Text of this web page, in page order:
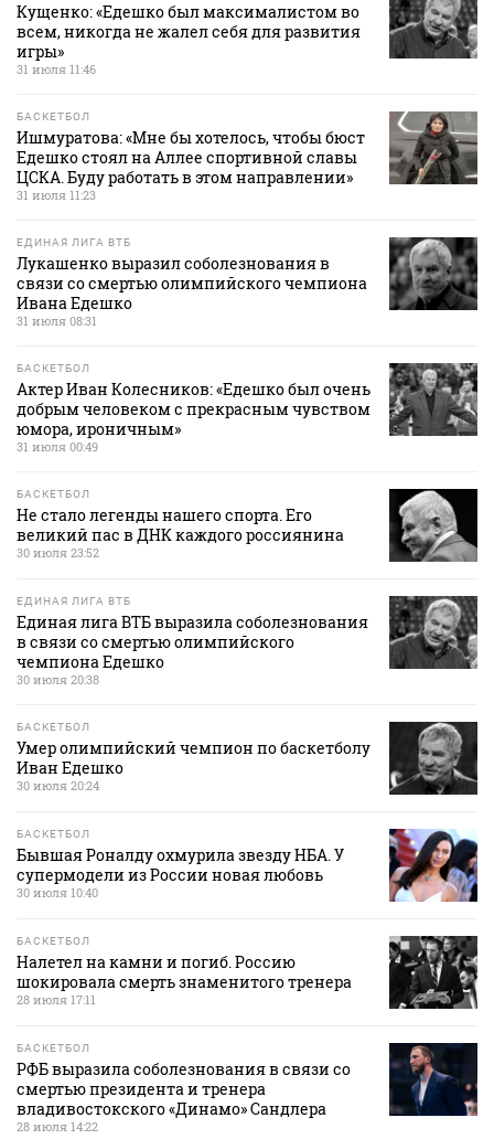
Кущенко: «Едешко был максималистом во
всем, никогда не жалел себя для развития
игры»
31 июля 11:46
БАСКЕТБОЛ
Ишмуратова: «Мне бы хотелось, чтобы бюст
Едешко стоял на Аллее спортивной славы
ЦСКА. Буду работать в этом направлении»
31 июля 11:23
ЕДИНАЯ ЛИГА ВТБ
Лукашенко выразил соболезнования в
связи со смертью олимпийского чемпиона
Ивана Едешко
31 июля 08:31
БАСКЕТБОЛ
Актер Иван Колесников: «Едешко был очень
добрым человеком с прекрасным чувством
юмора, ироничным»
31 июля 00:49
БАСКЕТБОЛ
Не стало легенды нашего спорта. Его
великий пас в ДНК каждого россиянина
30 июля 23:52
ЕДИНАЯ ЛИГА ВТБ
Единая лига ВТБ выразила соболезнования
в связи со смертью олимпийского
чемпиона Едешко
30 июля 20:38
БАСКЕТБОЛ
Умер олимпийский чемпион по баскетболу
Иван Едешко
30 июля 20:24
БАСКЕТБОЛ
Бывшая Роналду охмурила звезду НБА. У
супермодели из России новая любовь
30 июля 10:40
БАСКЕТБОЛ
Налетел на камни и погиб. Россию
шокировала смерть знаменитого тренера
28 июля 17:11
БАСКЕТБОЛ
РФБ выразила соболезнования в связи со
смертью президента и тренера
владивостокского «Динамо» Сандлера
28 июля 14:22